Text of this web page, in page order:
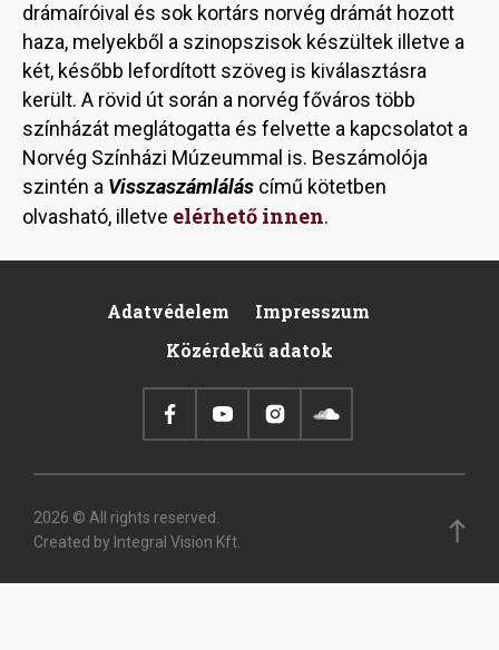
drámaíróival és sok kortárs norvég drámát hozott
haza, melyekből a szinopszisok készültek illetve a
két, később lefordított szöveg is kiválasztásra
került. A rövid út során a norvég főváros több
színházát meglátogatta és felvette a kapcsolatot a
Norvég Színházi Múzeummal is. Beszámolója
szintén a Visszaszámlálás című kötetben
olvasható, illetve elérhető innen.
Footer
Adatvédelem
Impresszum
Közérdekű adatok
2026 © All rights reserved.
Created by Integral Vision Kft.